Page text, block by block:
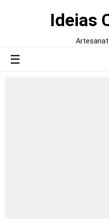
Ideias